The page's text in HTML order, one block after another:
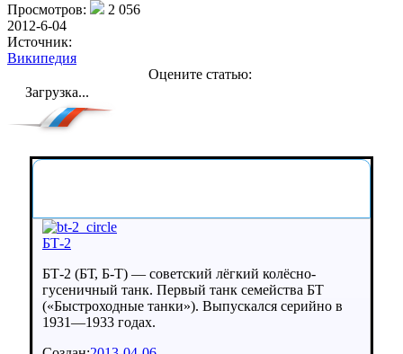
Просмотров:
2 056
2012-6-04
Источник:
Википедия
Оцените статью:
Загрузка...
БТ-2
БТ-2 (БТ, Б-Т) — советский лёгкий колёсно-
гусеничный танк. Первый танк семейства БТ
(«Быстроходные танки»). Выпускался серийно в
1931—1933 годах.